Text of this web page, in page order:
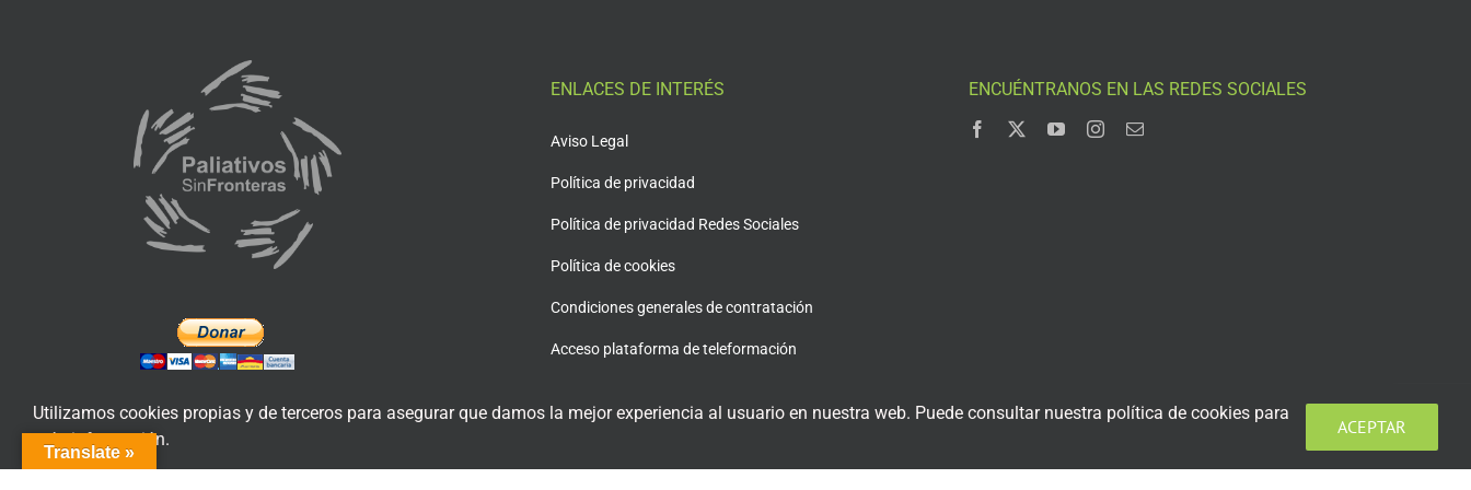
ENLACES DE INTERÉS
Aviso Legal
Política de privacidad
Política de privacidad Redes Sociales
Política de cookies
Condiciones generales de contratación
Acceso plataforma de teleformación
ENCUÉNTRANOS EN LAS REDES SOCIALES
Translate »
Utilizamos cookies propias y de terceros para asegurar que damos la mejor experiencia al usuario en nuestra web. Puede consultar nuestra política de cookies para
más información.
ACEPTAR